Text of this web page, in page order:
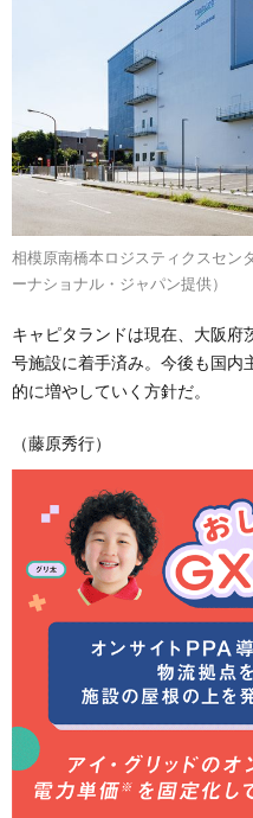
相模原南橋本ロジスティクスセン
ーナショナル・ジャパン提供）
キャピタランドは現在、大阪府
号施設に着手済み。今後も国内
的に増やしていく方針だ。
（藤原秀行）